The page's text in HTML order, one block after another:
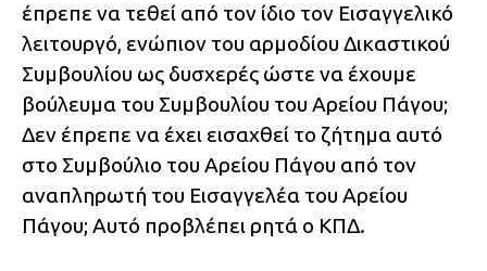
έπρεπε να τεθεί από τον ίδιο τον Εισαγγελικό
λειτουργό, ενώπιον του αρμοδίου Δικαστικού
Συμβουλίου ως δυσχερές ώστε να έχουμε
βούλευμα του Συμβουλίου του Αρείου Πάγου;
Δεν έπρεπε να έχει εισαχθεί το ζήτημα αυτό
στο Συμβούλιο του Αρείου Πάγου από τον
αναπληρωτή του Εισαγγελέα του Αρείου
Πάγου; Αυτό προβλέπει ρητά ο ΚΠΔ.